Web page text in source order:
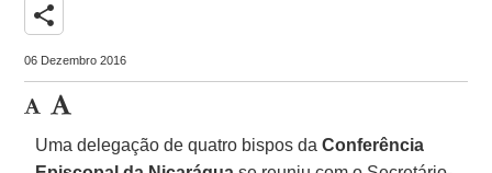
share
06 Dezembro 2016
Uma delegação de quatro bispos daConferência